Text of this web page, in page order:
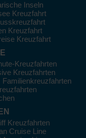
Inseln
Kreuzfahrt
Kreuzfahrt
Kreuzfahrt
Kreuzfahrten
Kreuzfahrten
Familienkreuzfahrten
Kreuzfahrten
Cruise Line